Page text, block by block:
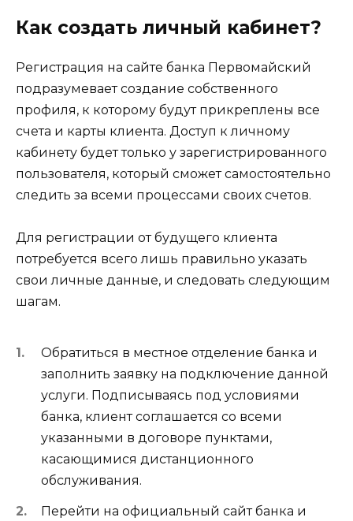
Как создать личный кабинет?
Регистрация на сайте банка Первомайский
подразумевает создание собственного
профиля, к которому будут прикреплены все
счета и карты клиента. Доступ к личному
кабинету будет только у зарегистрированного
пользователя, который сможет самостоятельно
следить за всеми процессами своих счетов.
Для регистрации от будущего клиента
потребуется всего лишь правильно указать
свои личные данные, и следовать следующим
шагам.
Обратиться в местное отделение банка и
заполнить заявку на подключение данной
услуги. Подписываясь под условиями
банка, клиент соглашается со всеми
указанными в договоре пунктами,
касающимися дистанционного
обслуживания.
Перейти на официальный сайт банка и